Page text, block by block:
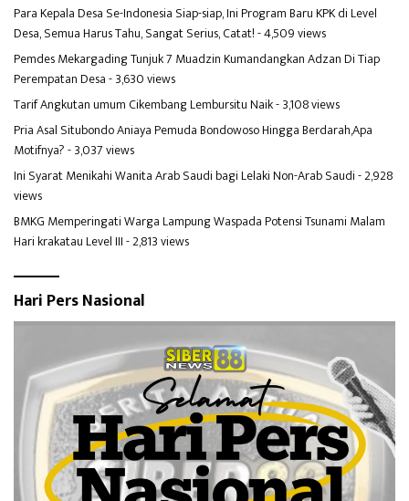
Para Kepala Desa Se-Indonesia Siap-siap, Ini Program Baru KPK di Level
Desa, Semua Harus Tahu, Sangat Serius, Catat!- 4,509 views
Pemdes Mekargading Tunjuk 7 Muadzin Kumandangkan Adzan Di Tiap
Perempatan Desa- 3,630 views
Tarif Angkutan umum Cikembang Lembursitu Naik- 3,108 views
Pria Asal Situbondo Aniaya Pemuda Bondowoso Hingga Berdarah,Apa
Motifnya?- 3,037 views
Ini Syarat Menikahi Wanita Arab Saudi bagi Lelaki Non-Arab Saudi- 2,928
views
BMKG Memperingati Warga Lampung Waspada Potensi Tsunami Malam
Hari krakatau Level III- 2,813 views
Hari Pers Nasional